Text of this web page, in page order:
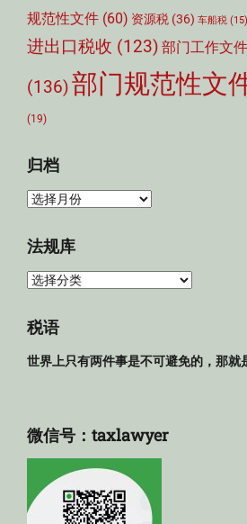
规范性文件 (60) 资源税 (36) 车船税 (15)
进出口税收 (123) 部门工作文件
(136)部门规范性文
(19)
归档
归
法规库
法
库
税语
世界上只有两件事是不可避免的，那就
微信号：taxlawyer